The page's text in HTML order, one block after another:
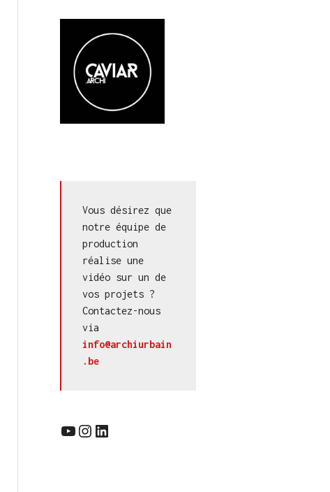
Vous désirez que
notre équipe de
production
réalise une
vidéo sur un de
vos projets ?
Contactez-nous
info@archiurbain
.be
YouTube InstagramLinkedIn